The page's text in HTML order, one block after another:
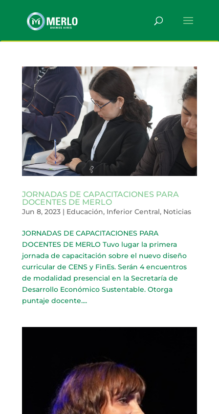
JORNADAS DE CAPACITACIONES PARA
DOCENTES DE MERLO
Jun 8, 2023| Educación, Inferior Central, Noticias
JORNADAS DE CAPACITACIONES PARA
DOCENTES DE MERLO Tuvo lugar la primera
jornada de capacitación sobre el nuevo diseño
curricular de CENS y FinEs. Serán 4 encuentros
de modalidad presencial en la Secretaría de
Desarrollo Económico Sustentable. Otorga
puntaje docente....